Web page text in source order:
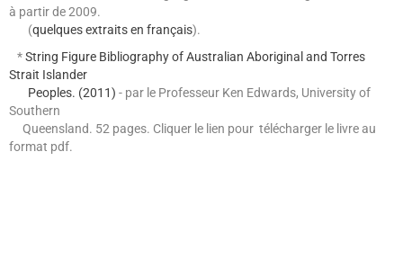
à partir de 2009.
(quelques extraits en français).
*String Figure Bibliography of Australian Aboriginal and Torres
Strait Islander
Peoples. (2011) - par le Professeur Ken Edwards, University of
Southern
Queensland. 52 pages. Cliquer le lien pour télécharger le livre au
format pdf.